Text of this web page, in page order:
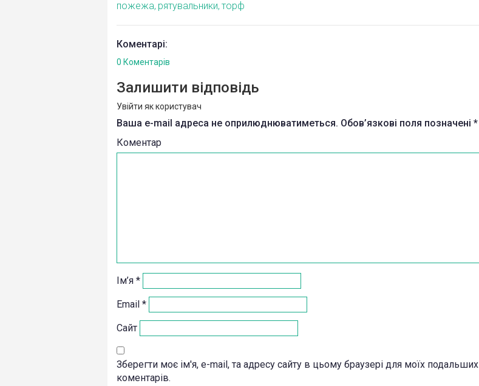
пожежа рятувальники торф
Коментарі:
0 Коментарів
Залишити відповідь
Увійти як користувач
Ваша e-mail адреса не оприлюднюватиметься. Обов’язкові поля позначені *
Коментар
Ім’я *
Email *
Сайт
Зберегти моє ім'я, e-mail, та адресу сайту в цьому браузері для моїх подальших
коментарів.